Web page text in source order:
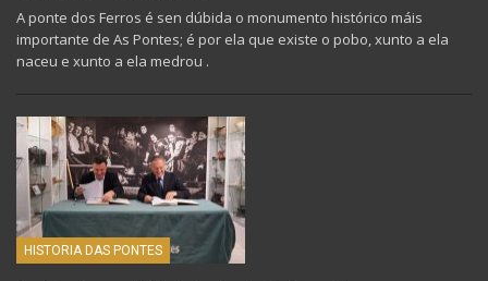
A ponte dos Ferros é sen dúbida o monumento histórico máis
importante de As Pontes; é por ela que existe o pobo, xunto a ela
naceu e xunto a ela medrou .
HISTORIA DAS PONTES